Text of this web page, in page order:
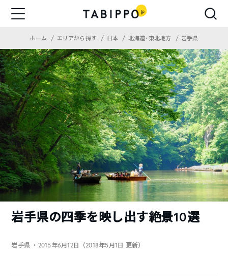
ホーム エリアから探す 日本 北海道・東北地方 岩手県
岩手県の四季を映し出す絶景10選
岩手県 ・2015年6月12日（2018年5月1日 更新）